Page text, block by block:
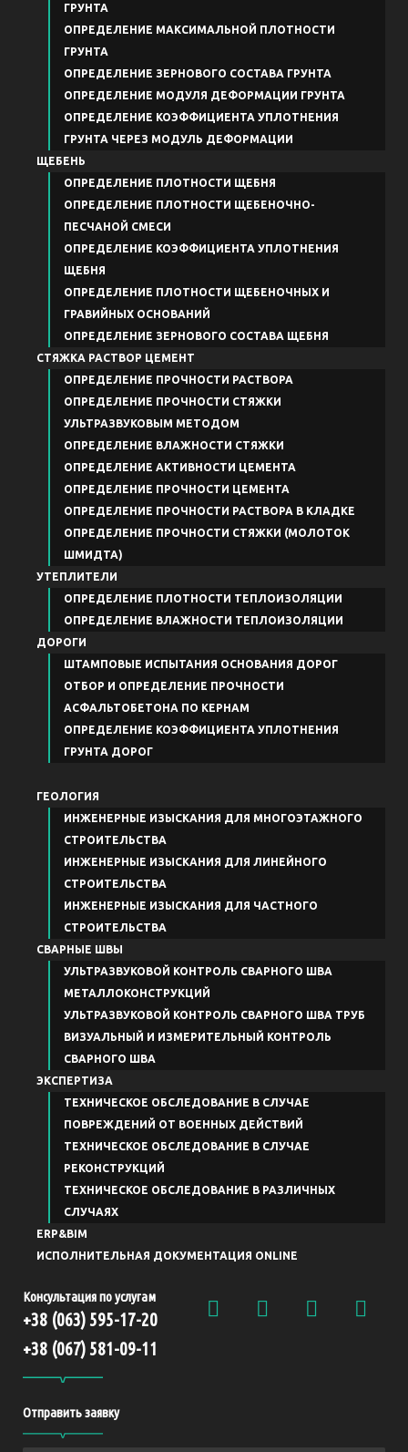
ГРУНТА
ОПРЕДЕЛЕНИЕ МАКСИМАЛЬНОЙ ПЛОТНОСТИ
ГРУНТА
ОПРЕДЕЛЕНИЕ ЗЕРНОВОГО СОСТАВА ГРУНТА
ОПРЕДЕЛЕНИЕ МОДУЛЯ ДЕФОРМАЦИИ ГРУНТА
ОПРЕДЕЛЕНИЕ КОЭФФИЦИЕНТА УПЛОТНЕНИЯ
ГРУНТА ЧЕРЕЗ МОДУЛЬ ДЕФОРМАЦИИ
ЩЕБЕНЬ
ОПРЕДЕЛЕНИЕ ПЛОТНОСТИ ЩЕБНЯ
ОПРЕДЕЛЕНИЕ ПЛОТНОСТИ ЩЕБЕНОЧНО-
ПЕСЧАНОЙ СМЕСИ
ОПРЕДЕЛЕНИЕ КОЭФФИЦИЕНТА УПЛОТНЕНИЯ
ЩЕБНЯ
ОПРЕДЕЛЕНИЕ ПЛОТНОСТИ ЩЕБЕНОЧНЫХ И
ГРАВИЙНЫХ ОСНОВАНИЙ
ОПРЕДЕЛЕНИЕ ЗЕРНОВОГО СОСТАВА ЩЕБНЯ
СТЯЖКА РАСТВОР ЦЕМЕНТ
ОПРЕДЕЛЕНИЕ ПРОЧНОСТИ РАСТВОРА
ОПРЕДЕЛЕНИЕ ПРОЧНОСТИ СТЯЖКИ
УЛЬТРАЗВУКОВЫМ МЕТОДОМ
ОПРЕДЕЛЕНИЕ ВЛАЖНОСТИ СТЯЖКИ
ОПРЕДЕЛЕНИЕ АКТИВНОСТИ ЦЕМЕНТА
ОПРЕДЕЛЕНИЕ ПРОЧНОСТИ ЦЕМЕНТА
ОПРЕДЕЛЕНИЕ ПРОЧНОСТИ РАСТВОРА В КЛАДКЕ
ОПРЕДЕЛЕНИЕ ПРОЧНОСТИ СТЯЖКИ (МОЛОТОК
ШМИДТА)
УТЕПЛИТЕЛИ
ОПРЕДЕЛЕНИЕ ПЛОТНОСТИ ТЕПЛОИЗОЛЯЦИИ
ОПРЕДЕЛЕНИЕ ВЛАЖНОСТИ ТЕПЛОИЗОЛЯЦИИ
ДОРОГИ
ШТАМПОВЫЕ ИСПЫТАНИЯ ОСНОВАНИЯ ДОРОГ
ОТБОР И ОПРЕДЕЛЕНИЕ ПРОЧНОСТИ
АСФАЛЬТОБЕТОНА ПО КЕРНАМ
ОПРЕДЕЛЕНИЕ КОЭФФИЦИЕНТА УПЛОТНЕНИЯ
ГРУНТА ДОРОГ
ГЕОЛОГИЯ
ИНЖЕНЕРНЫЕ ИЗЫСКАНИЯ ДЛЯ МНОГОЭТАЖНОГО
СТРОИТЕЛЬСТВА
ИНЖЕНЕРНЫЕ ИЗЫСКАНИЯ ДЛЯ ЛИНЕЙНОГО
СТРОИТЕЛЬСТВА
ИНЖЕНЕРНЫЕ ИЗЫСКАНИЯ ДЛЯ ЧАСТНОГО
СТРОИТЕЛЬСТВА
СВАРНЫЕ ШВЫ
УЛЬТРАЗВУКОВОЙ КОНТРОЛЬ СВАРНОГО ШВА
МЕТАЛЛОКОНСТРУКЦИЙ
УЛЬТРАЗВУКОВОЙ КОНТРОЛЬ СВАРНОГО ШВА ТРУБ
ВИЗУАЛЬНЫЙ И ИЗМЕРИТЕЛЬНЫЙ КОНТРОЛЬ
СВАРНОГО ШВА
ЭКСПЕРТИЗА
ТЕХНИЧЕСКОЕ ОБСЛЕДОВАНИЕ В СЛУЧАЕ
ПОВРЕЖДЕНИЙ ОТ ВОЕННЫХ ДЕЙСТВИЙ
ТЕХНИЧЕСКОЕ ОБСЛЕДОВАНИЕ В СЛУЧАЕ
РЕКОНСТРУКЦИЙ
ТЕХНИЧЕСКОЕ ОБСЛЕДОВАНИЕ В РАЗЛИЧНЫХ
СЛУЧАЯХ
ERP&BIM
ИСПОЛНИТЕЛЬНАЯ ДОКУМЕНТАЦИЯ ONLINE
Консультация по услугам
+38 (063) 595-17-20
+38 (067) 581-09-11
Отправить заявку